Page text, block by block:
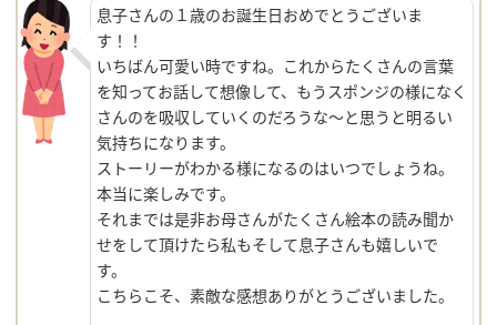
息子さんの１歳のお誕生日おめでとうございま
す！！
いちばん可愛い時ですね。これからたくさんの言葉
を知ってお話して想像して、もうスポンジの様になく
さんのを吸収していくのだろうな～と思うと明るい
気持ちになります。
ストーリーがわかる様になるのはいつでしょうね。
本当に楽しみです。
それまでは是非お母さんがたくさん絵本の読み聞か
せをして頂けたら私もそして息子さんも嬉しいで
す。
こちらこそ、素敵な感想ありがとうございました。